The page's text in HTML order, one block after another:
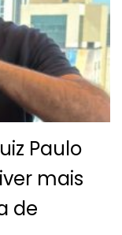
Paulo
mais
de